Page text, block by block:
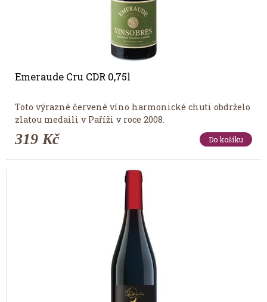
Emeraude Cru CDR 0,75l
Toto výrazné červené víno harmonické chuti obdrželo
zlatou medaili v Paříži v roce 2008.
319 Kč Do košíku